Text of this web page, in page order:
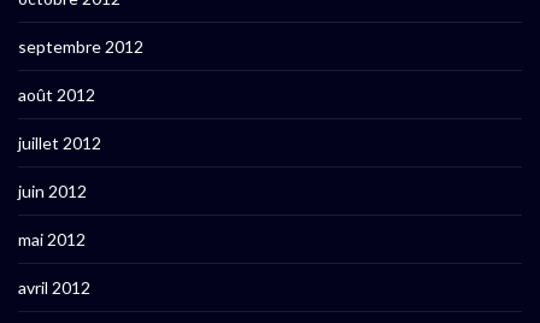
septembre 2012
août 2012
juillet 2012
juin 2012
mai 2012
avril 2012